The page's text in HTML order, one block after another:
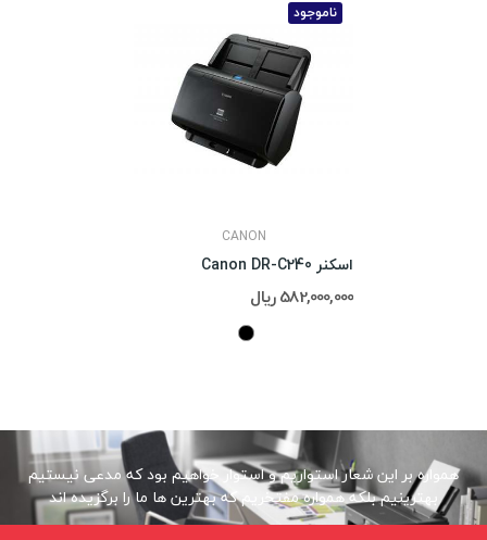
ناموجود
CANON
اسکنر Canon DR-C240
582,000,000 ریال
همواره بر این شعار استواریم و استوار خواهیم بود که مدعی نیستیم
بهترینیم بلکه همواره مفتخریم که بهترین ها ما را برگزیده اند